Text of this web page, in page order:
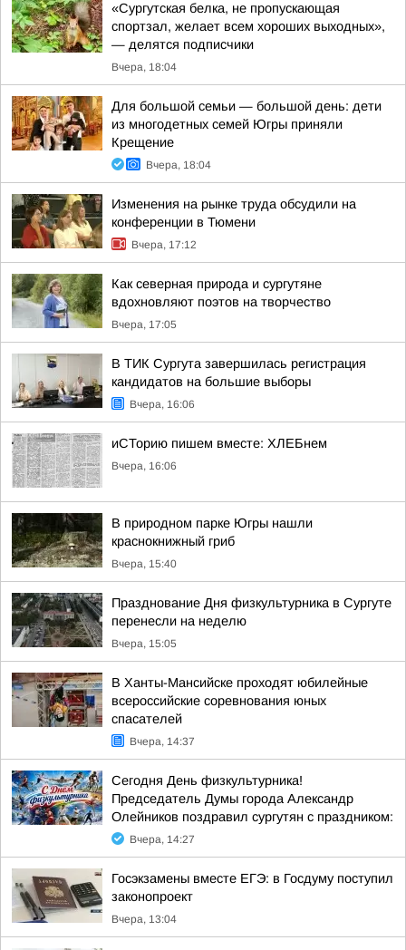
«Сургутская белка, не пропускающая
спортзал, желает всем хороших выходных»,
— делятся подписчики
Вчера, 18:04
Для большой семьи — большой день: дети
из многодетных семей Югры приняли
Крещение
Вчера, 18:04
Изменения на рынке труда обсудили на
конференции в Тюмени
Вчера, 17:12
Как северная природа и сургутяне
вдохновляют поэтов на творчество
Вчера, 17:05
В ТИК Сургута завершилась регистрация
кандидатов на большие выборы
Вчера, 16:06
иСТорию пишем вместе: ХЛЕБнем
Вчера, 16:06
В природном парке Югры нашли
краснокнижный гриб
Вчера, 15:40
Празднование Дня физкультурника в Сургуте
перенесли на неделю
Вчера, 15:05
В Ханты-Мансийске проходят юбилейные
всероссийские соревнования юных
спасателей
Вчера, 14:37
Сегодня День физкультурника!
Председатель Думы города Александр
Олейников поздравил сургутян с праздником:
Вчера, 14:27
Госэкзамены вместе ЕГЭ: в Госдуму поступил
законопроект
Вчера, 13:04